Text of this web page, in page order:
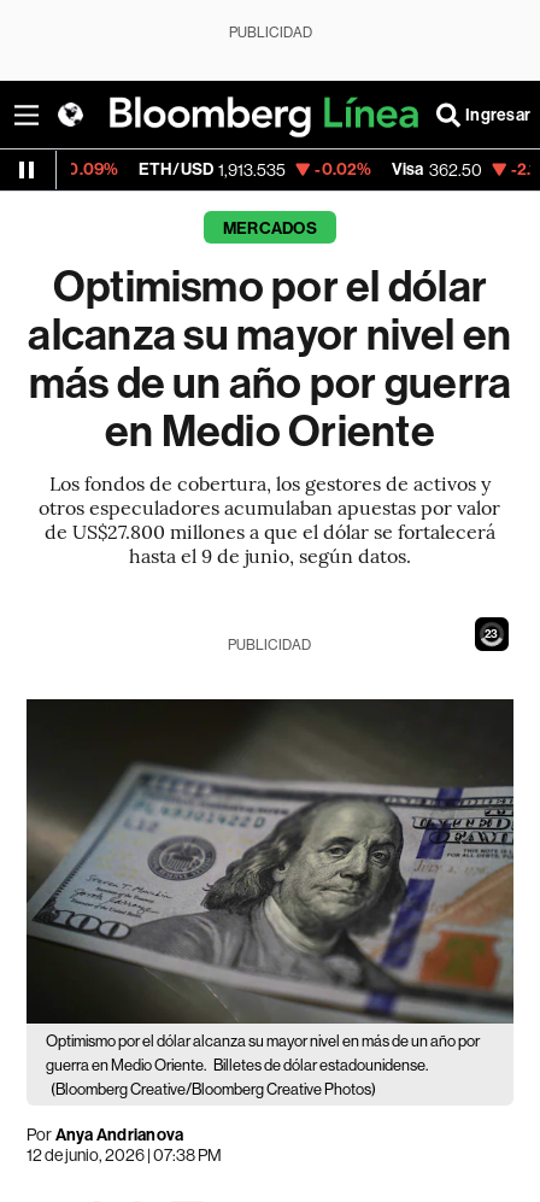
PUBLICIDAD
Ingresar
ETH/USD 1,913.535 -0.02% Visa 362.50 -2.15%
MERCADOS
Optimismo por el dólar
alcanza su mayor nivel en
más de un año por guerra
en Medio Oriente
Los fondos de cobertura, los gestores de activos y
otros especuladores acumulaban apuestas por valor
de US$27.800 millones a que el dólar se fortalecerá
hasta el 9 de junio, según datos.
21
PUBLICIDAD
Optimismo por el dólar alcanza su mayor nivel en más de un año por
guerra en Medio Oriente. Billetes de dólar estadounidense.
(Bloomberg Creative/Bloomberg Creative Photos)
PorAnya Andrianova
12 de junio, 2026 | 07:38 PM